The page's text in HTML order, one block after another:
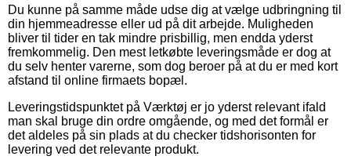
Du kunne på samme måde udse dig at vælge udbringning til
din hjemmeadresse eller ud på dit arbejde. Muligheden
bliver til tider en tak mindre prisbillig, men endda yderst
fremkommelig. Den mest letkøbte leveringsmåde er dog at
du selv henter varerne, som dog beroer på at du er med kort
afstand til online firmaets bopæl.
Leveringstidspunktet på Værktøj er jo yderst relevant ifald
man skal bruge din ordre omgående, og med det formål er
det aldeles på sin plads at du checker tidshorisonten for
levering ved det relevante produkt.